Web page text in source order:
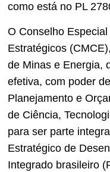
como está no PL
O Conselho
Estratégicos
de Minas e Energia,
efetiva, com poder
Planejamento e
de Ciência,
para ser parte
Estratégico de
Integrado brasileiro